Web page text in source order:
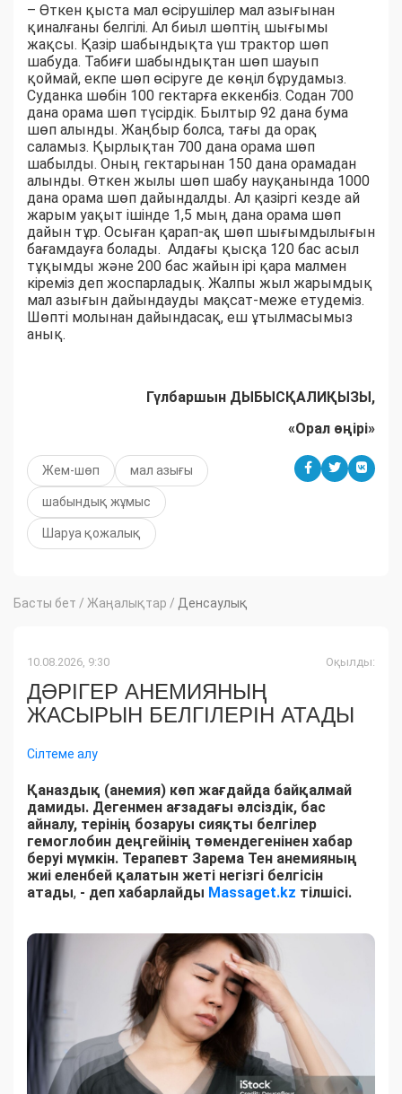
– Өткен қыста мал өсірушілер мал азығынан
қиналғаны белгілі. Ал биыл шөптің шығымы
жақсы. Қазір шабындықта үш трактор шөп
шабуда. Табиғи шабындықтан шөп шауып
қоймай, екпе шөп өсіруге де көңіл бұрудамыз.
Суданка шөбін 100 гектарға еккенбіз. Содан 700
дана орама шөп түсірдік. Былтыр 92 дана бума
шөп алынды. Жаңбыр болса, тағы да орақ
саламыз. Қырлықтан 700 дана орама шөп
шабылды. Оның гектарынан 150 дана орамадан
алынды. Өткен жылы шөп шабу науқанында 1000
дана орама шөп дайындалды. Ал қазіргі кезде ай
жарым уақыт ішінде 1,5 мың дана орама шөп
дайын тұр. Осыған қарап-ақ шөп шығымдылығын
бағамдауға болады. Алдағы қысқа 120 бас асыл
тұқымды және 200 бас жайын ірі қара малмен
кіреміз деп жоспарладық. Жалпы жыл жарымдық
мал азығын дайындауды мақсат-меже етудеміз.
Шөпті молынан дайындасақ, еш ұтылмасымыз
анық.
Гүлбаршын ДЫБЫСҚАЛИҚЫЗЫ,
«Орал өңірі»
Жем-шөп мал азығы
шабындық жұмыс
Шаруа қожалық
Басты бет / Жаңалықтар / Денсаулық
10.08.2026, 9:30 Оқылды:
ДӘРІГЕР АНЕМИЯНЫҢ
ЖАСЫРЫН БЕЛГІЛЕРІН АТАДЫ
Сілтеме алу
Қаназдық (анемия) көп жағдайда байқалмай
дамиды. Дегенмен ағзадағы әлсіздік, бас
айналу, терінің бозаруы сияқты белгілер
гемоглобин деңгейінің төмендегенінен хабар
беруі мүмкін. Терапевт Зарема Тен анемияның
жиі еленбей қалатын жеті негізгі белгісін
атады, - деп хабарлайды Massaget.kz тілшісі.